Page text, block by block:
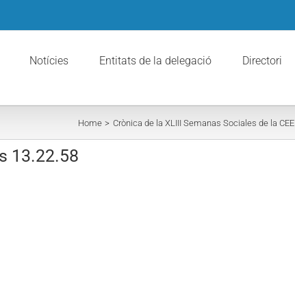
Notícies Entitats de la delegació Directori
Home Crònica de la XLIII Semanas Sociales de la CEE
13.22.58